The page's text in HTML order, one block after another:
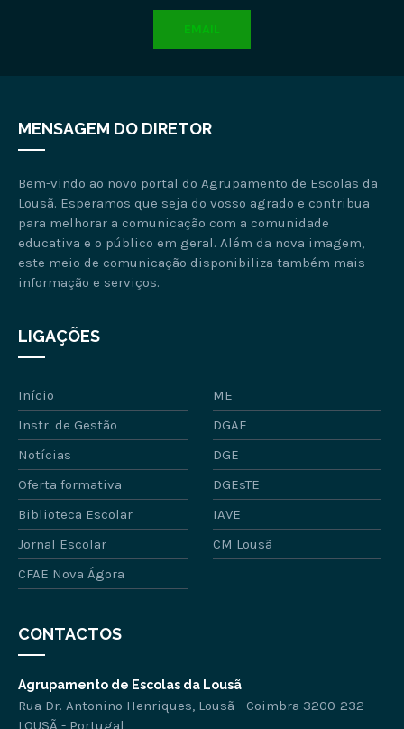
EMAIL
MENSAGEM DO DIRETOR
Bem-vindo ao novo portal do Agrupamento de Escolas da
Lousã. Esperamos que seja do vosso agrado e contribua
para melhorar a comunicação com a comunidade
educativa e o público em geral. Além da nova imagem,
este meio de comunicação disponibiliza também mais
informação e serviços.
LIGAÇÕES
Início
ME
Instr. de Gestão
DGAE
Notícias
DGE
Oferta formativa
DGEsTE
Biblioteca Escolar
IAVE
Jornal Escolar
CM Lousã
CFAE Nova Ágora
CONTACTOS
Agrupamento de Escolas da Lousã
Rua Dr. Antonino Henriques, Lousã - Coimbra 3200-232
LOUSÃ - Portugal